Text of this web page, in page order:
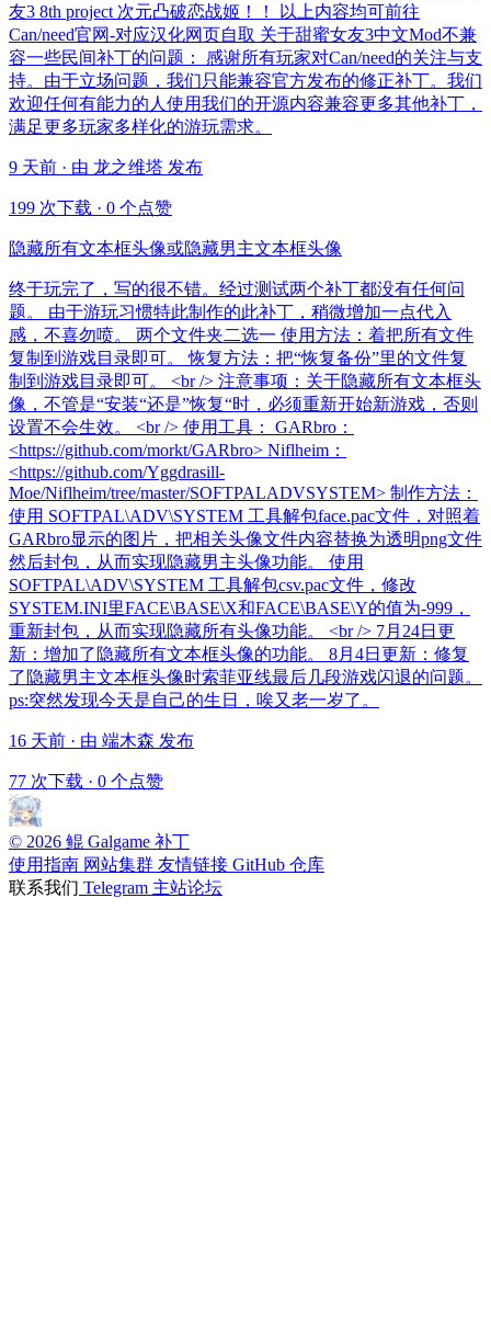
友3 8th project 次元凸破恋战姬！！ 以上内容均可前往
Can/need官网-对应汉化网页自取 关于甜蜜女友3中文Mod不兼
容一些民间补丁的问题： 感谢所有玩家对Can/need的关注与支
持。由于立场问题，我们只能兼容官方发布的修正补丁。我们
欢迎任何有能力的人使用我们的开源内容兼容更多其他补丁，
满足更多玩家多样化的游玩需求。
9 天前 · 由 龙之维塔 发布
199 次下载 · 0 个点赞
隐藏所有文本框头像或隐藏男主文本框头像
终于玩完了，写的很不错。经过测试两个补丁都没有任何问
题。 由于游玩习惯特此制作的此补丁，稍微增加一点代入
感，不喜勿喷。 两个文件夹二选一 使用方法：着把所有文件
复制到游戏目录即可。 恢复方法：把“恢复备份”里的文件复
制到游戏目录即可。 <br /> 注意事项：关于隐藏所有文本框头
像，不管是“安装“还是”恢复“时，必须重新开始新游戏，否则
设置不会生效。 <br /> 使用工具： GARbro：
<https://github.com/morkt/GARbro> Niflheim：
<https://github.com/Yggdrasill-
Moe/Niflheim/tree/master/SOFTPALADVSYSTEM> 制作方法：
使用 SOFTPAL\ADV\SYSTEM 工具解包face.pac文件，对照着
GARbro显示的图片，把相关头像文件内容替换为透明png文件
然后封包，从而实现隐藏男主头像功能。 使用
SOFTPAL\ADV\SYSTEM 工具解包csv.pac文件，修改
SYSTEM.INI里FACE\BASE\X和FACE\BASE\Y的值为-999，
重新封包，从而实现隐藏所有头像功能。 <br /> 7月24日更
新：增加了隐藏所有文本框头像的功能。 8月4日更新：修复
了隐藏男主文本框头像时索菲亚线最后几段游戏闪退的问题。
ps:突然发现今天是自己的生日，唉又老一岁了。
16 天前 · 由 端木森 发布
77 次下载 · 0 个点赞
© 2026 鲲 Galgame 补丁
使用指南 网站集群 友情链接 GitHub 仓库
联系我们 Telegram 主站论坛